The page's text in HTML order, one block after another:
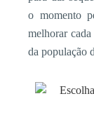
o momento
melhorar
da população